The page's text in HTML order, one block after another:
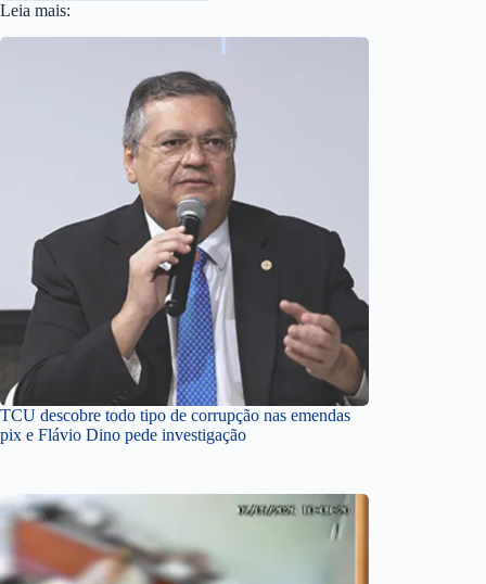
Leia mais:
TCU descobre todo tipo de corrupção nas emendas
pix e Flávio Dino pede investigação